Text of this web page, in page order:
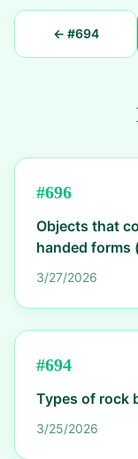
← #694
#696
Objects that
handed forms
3/27/2026
#694
Types of rock
3/25/2026